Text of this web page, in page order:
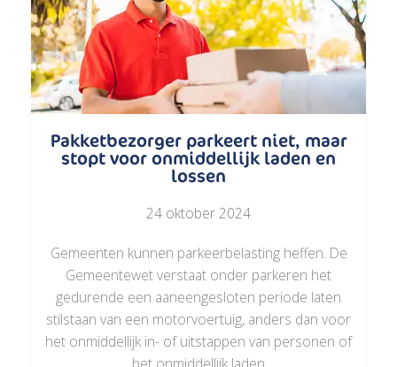
Pakketbezorger parkeert niet, maar
stopt voor onmiddellijk laden en
lossen
24 oktober 2024
Gemeenten kunnen parkeerbelasting heffen. De
Gemeentewet verstaat onder parkeren het
gedurende een aaneengesloten periode laten
stilstaan van een motorvoertuig, anders dan voor
het onmiddellijk in- of uitstappen van personen of